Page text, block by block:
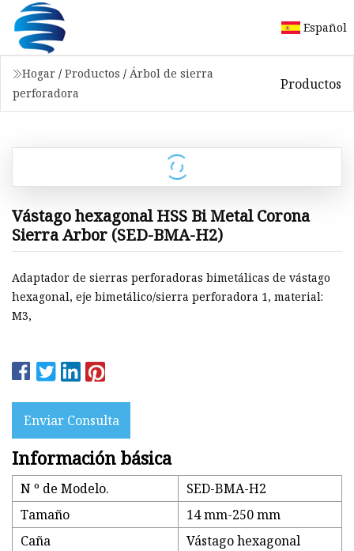
Español
Hogar / Productos / Árbol de sierra
perforadora
Productos
Vástago hexagonal HSS Bi Metal Corona
Sierra Arbor (SED-BMA-H2)
Adaptador de sierras perforadoras bimetálicas de vástago
hexagonal, eje bimetálico/sierra perforadora 1, material:
M3,
Enviar Consulta
Información básica
N º de Modelo.
SED-BMA-H2
Tamaño
14 mm-250 mm
Caña
Vástago hexagonal